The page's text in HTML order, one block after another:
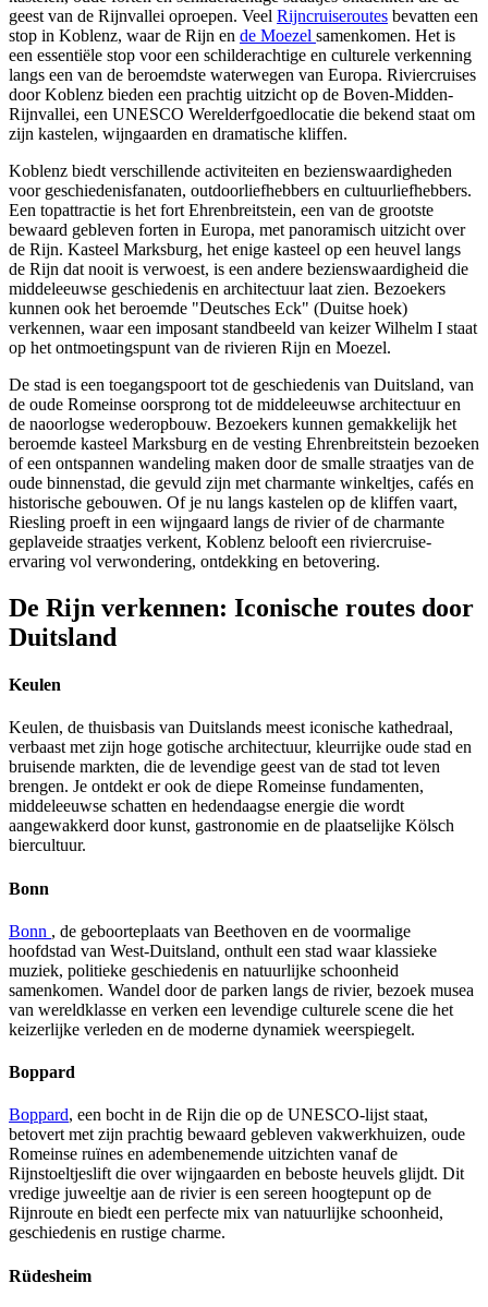
geest van de Rijnvallei oproepen. Veel Rijncruiseroutes bevatten een
stop in Koblenz, waar de Rijn en de Moezel samenkomen. Het is
een essentiële stop voor een schilderachtige en culturele verkenning
langs een van de beroemdste waterwegen van Europa. Riviercruises
door Koblenz bieden een prachtig uitzicht op de Boven-Midden-
Rijnvallei, een UNESCO Werelderfgoedlocatie die bekend staat om
zijn kastelen, wijngaarden en dramatische kliffen.
Koblenz biedt verschillende activiteiten en bezienswaardigheden
voor geschiedenisfanaten, outdoorliefhebbers en cultuurliefhebbers.
Een topattractie is het fort Ehrenbreitstein, een van de grootste
bewaard gebleven forten in Europa, met panoramisch uitzicht over
de Rijn. Kasteel Marksburg, het enige kasteel op een heuvel langs
de Rijn dat nooit is verwoest, is een andere bezienswaardigheid die
middeleeuwse geschiedenis en architectuur laat zien. Bezoekers
kunnen ook het beroemde "Deutsches Eck" (Duitse hoek)
verkennen, waar een imposant standbeeld van keizer Wilhelm I staat
op het ontmoetingspunt van de rivieren Rijn en Moezel.
De stad is een toegangspoort tot de geschiedenis van Duitsland, van
de oude Romeinse oorsprong tot de middeleeuwse architectuur en
de naoorlogse wederopbouw. Bezoekers kunnen gemakkelijk het
beroemde kasteel Marksburg en de vesting Ehrenbreitstein bezoeken
of een ontspannen wandeling maken door de smalle straatjes van de
oude binnenstad, die gevuld zijn met charmante winkeltjes, cafés en
historische gebouwen. Of je nu langs kastelen op de kliffen vaart,
Riesling proeft in een wijngaard langs de rivier of de charmante
geplaveide straatjes verkent, Koblenz belooft een riviercruise-
ervaring vol verwondering, ontdekking en betovering.
De Rijn verkennen: Iconische routes door
Duitsland
Keulen
Keulen, de thuisbasis van Duitslands meest iconische kathedraal,
verbaast met zijn hoge gotische architectuur, kleurrijke oude stad en
bruisende markten, die de levendige geest van de stad tot leven
brengen. Je ontdekt er ook de diepe Romeinse fundamenten,
middeleeuwse schatten en hedendaagse energie die wordt
aangewakkerd door kunst, gastronomie en de plaatselijke Kölsch
biercultuur.
Bonn
Bonn , de geboorteplaats van Beethoven en de voormalige
hoofdstad van West-Duitsland, onthult een stad waar klassieke
muziek, politieke geschiedenis en natuurlijke schoonheid
samenkomen. Wandel door de parken langs de rivier, bezoek musea
van wereldklasse en verken een levendige culturele scene die het
keizerlijke verleden en de moderne dynamiek weerspiegelt.
Boppard
Boppard, een bocht in de Rijn die op de UNESCO-lijst staat,
betovert met zijn prachtig bewaard gebleven vakwerkhuizen, oude
Romeinse ruïnes en adembenemende uitzichten vanaf de
Rijnstoeltjeslift die over wijngaarden en beboste heuvels glijdt. Dit
vredige juweeltje aan de rivier is een sereen hoogtepunt op de
Rijnroute en biedt een perfecte mix van natuurlijke schoonheid,
geschiedenis en rustige charme.
Rüdesheim